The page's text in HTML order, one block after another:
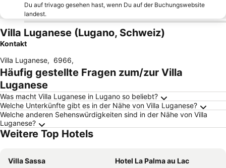
Du auf trivago gesehen hast, wenn Du auf der Buchungswebsite
landest.
Villa Luganese (Lugano, Schweiz)
Kontakt
Villa Luganese, 6966,
Häufig gestellte Fragen zum/zur Villa
Luganese
Was macht Villa Luganese in Lugano so beliebt?
Welche Unterkünfte gibt es in der Nähe von Villa Luganese?
Welche anderen Sehenswürdigkeiten sind in der Nähe von Villa
Luganese?
Weitere Top Hotels
Villa Sassa
Hotel La Palma au Lac